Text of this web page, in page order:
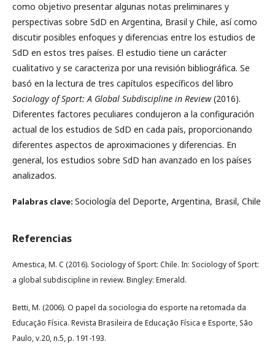
como objetivo presentar algunas notas preliminares y
perspectivas sobre SdD en Argentina, Brasil y Chile, así como
discutir posibles enfoques y diferencias entre los estudios de
SdD en estos tres países. El estudio tiene un carácter
cualitativo y se caracteriza por una revisión bibliográfica. Se
basó en la lectura de tres capítulos específicos del libro
Sociology of Sport: A Global Subdiscipline in Review(2016).
Diferentes factores peculiares condujeron a la configuración
actual de los estudios de SdD en cada país, proporcionando
diferentes aspectos de aproximaciones y diferencias. En
general, los estudios sobre SdD han avanzado en los países
analizados.
Palabras clave: Sociología del Deporte, Argentina, Brasil, Chile
Referencias
Amestica, M. C (2016). Sociology of Sport: Chile. In: Sociology of Sport:
a global subdiscipline in review. Bingley: Emerald.
Betti, M. (2006). O papel da sociologia do esporte na retomada da
Educação Física. Revista Brasileira de Educação Física e Esporte, São
Paulo, v.20, n.5, p. 191-193.